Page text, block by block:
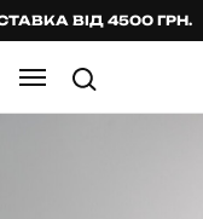
ВІД 4500 ГРН.